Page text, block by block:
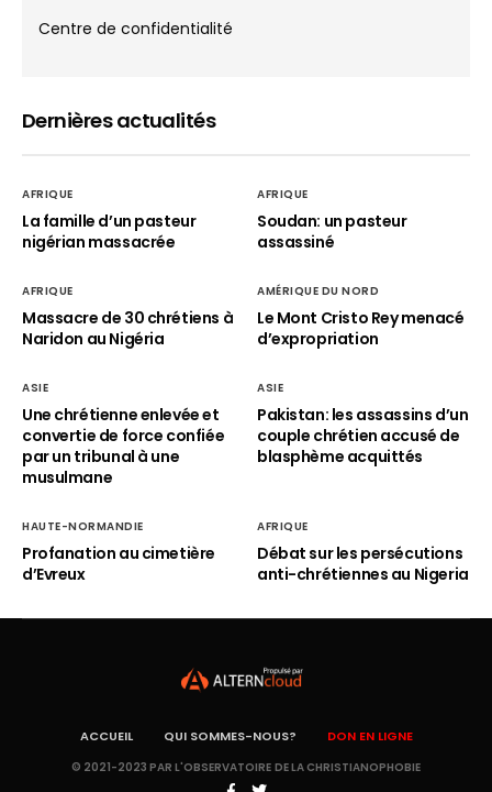
Centre de confidentialité
Dernières actualités
AFRIQUE
La famille d’un pasteur
nigérian massacrée
AFRIQUE
Soudan: un pasteur
assassiné
AFRIQUE
Massacre de 30 chrétiens à
Naridon au Nigéria
AMÉRIQUE DU NORD
Le Mont Cristo Rey menacé
d’expropriation
ASIE
Une chrétienne enlevée et
convertie de force confiée
par un tribunal à une
musulmane
ASIE
Pakistan: les assassins d’un
couple chrétien accusé de
blasphème acquittés
HAUTE-NORMANDIE
Profanation au cimetière
d’Evreux
AFRIQUE
Débat sur les persécutions
anti-chrétiennes au Nigeria
ACCUEIL QUI SOMMES-NOUS? DON EN LIGNE
© 2021-2023 PAR L'OBSERVATOIRE DE LA CHRISTIANOPHOBIE